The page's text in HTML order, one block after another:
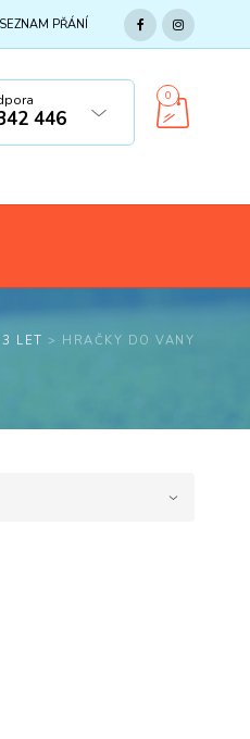
SEZNAM PŘÁNÍ
446
0
LET > HRAČKY DO VANY